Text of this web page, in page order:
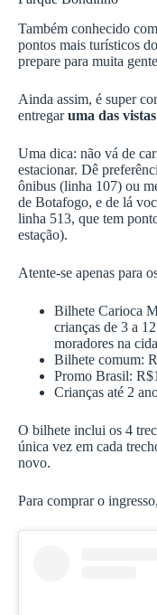
Também conhecido
pontos mais turísticos
prepare para muita
Ainda assim, é super
entregaruma das
Uma dica: não vá de
estacionar. Dê
ônibus (linha 107) ou
de Botafogo, e de lá
linha 513, que tem
estação).
Atente-se apenas para
Bilhete Carioca
crianças de 3 a
moradores na
Bilhete comum:
Promo Brasil:
Crianças até 2
O bilhete inclui os 4
única vez em cada
novo.
Para comprar o